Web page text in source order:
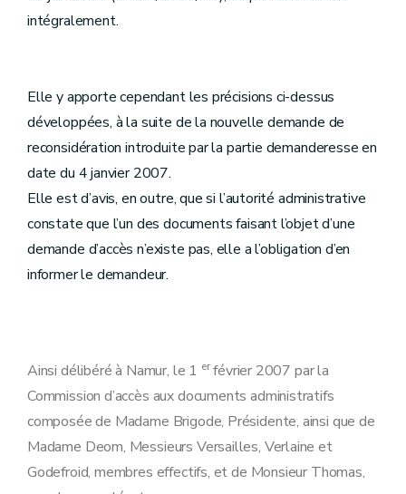
intégralement.
Elle y apporte cependant les précisions ci-dessus
développées, à la suite de la nouvelle demande de
reconsidération introduite par la partie demanderesse en
date du 4 janvier 2007.
Elle est d’avis, en outre, que si l’autorité administrative
constate que l’un des documents faisant l’objet d’une
demande d’accès n’existe pas, elle a l’obligation d’en
informer le demandeur.
Ainsi délibéré à Namur, le 1 erfévrier 2007 par la
Commission d’accès aux documents administratifs
composée de Madame Brigode, Présidente, ainsi que de
Madame Deom, Messieurs Versailles, Verlaine et
Godefroid, membres effectifs, et de Monsieur Thomas,